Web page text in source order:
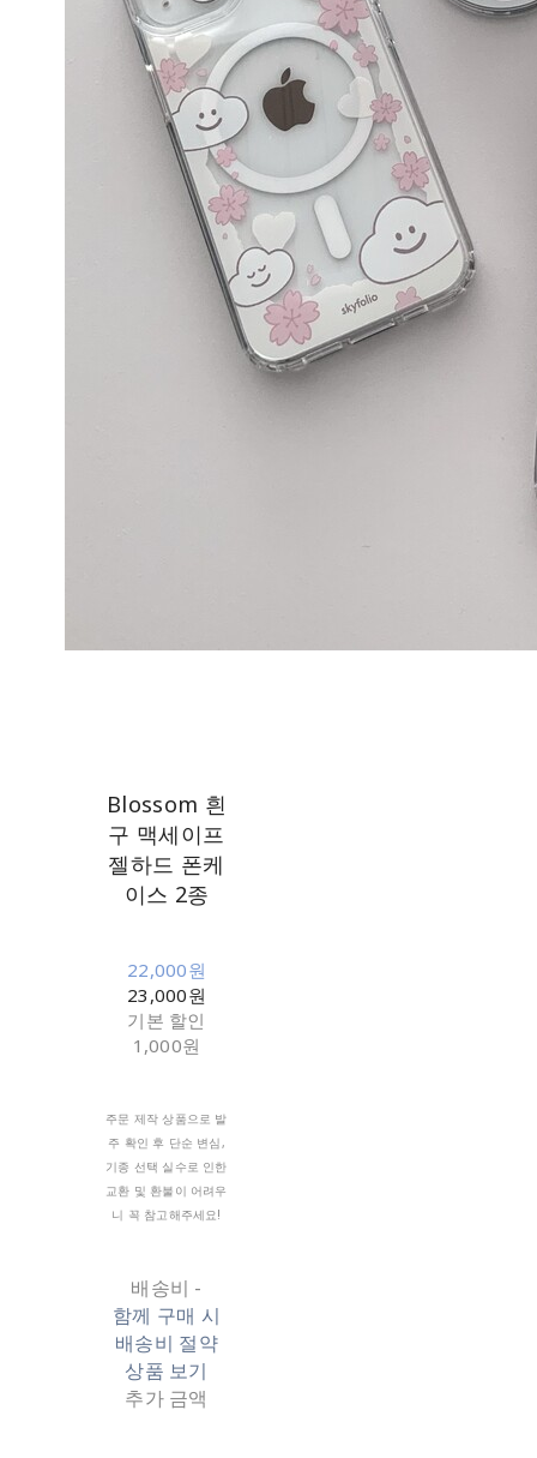
Blossom 흰
구 맥세이프
젤하드 폰케
이스 2종
22,000원
23,000원
기본 할인
1,000원
주문 제작 상품으로 발
주 확인 후 단순 변심,
기종 선택 실수로 인한
교환 및 환불이 어려우
니 꼭 참고해주세요!
배송비 -
함께 구매 시
배송비 절약
상품 보기
추가 금액